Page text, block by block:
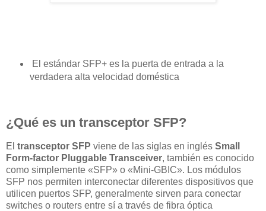
El estándar SFP+ es la puerta de entrada a la
verdadera alta velocidad doméstica
¿Qué es un transceptor SFP?
El transceptor SFP viene de las siglas en inglés Small
Form-factor Pluggable Transceiver, también es conocido
como simplemente «SFP» o «Mini-GBIC». Los módulos
SFP nos permiten interconectar diferentes dispositivos que
utilicen puertos SFP, generalmente sirven para conectar
switches o routers entre sí a través de fibra óptica